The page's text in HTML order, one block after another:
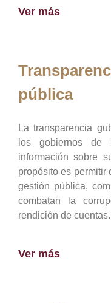
Ver más
pública
La transparencia
los gobiernos de
información sobre
propósito es permitir
gestión pública,
combatan la
rendición de cuentas.
Ver más